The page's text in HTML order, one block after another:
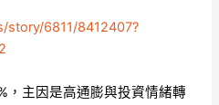
6811/8412407?
，主因是高通膨與投資情緒轉